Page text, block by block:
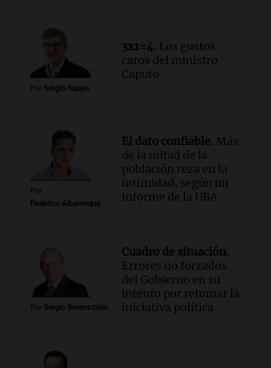
Amamos Argentina
Episodios
Por Sergio Suppo
3x1=4. Los gustos
caros del ministro
Caputo
Por
Federico Albarenque
El dato confiable. Más
de la mitad de la
población reza en la
intimidad, según un
informe de la UBA
Por Sergio Berensztein
Cuadro de situación.
Errores no forzados
del Gobierno en su
intento por retomar la
iniciativa política